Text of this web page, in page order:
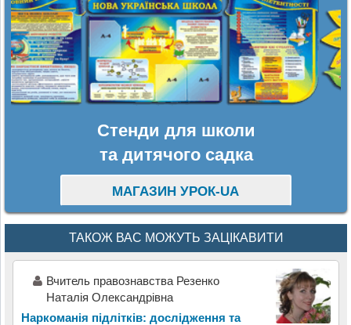
Стенди для школи
та дитячого садка
МАГАЗИН УРОК-UA
ТАКОЖ ВАС МОЖУТЬ ЗАЦІКАВИТИ
Вчитель правознавства Резенко
Наталія Олександрівна
Наркоманія підлітків: дослідження та